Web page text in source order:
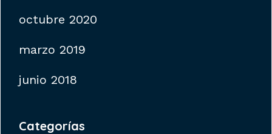
octubre 2020
marzo 2019
junio 2018
Categorías